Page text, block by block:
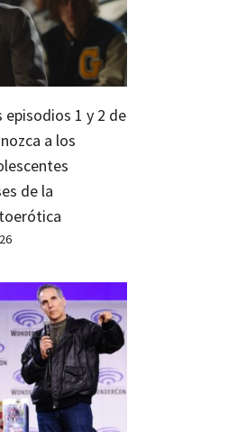
episodios 1 y 2 de
a los
de la